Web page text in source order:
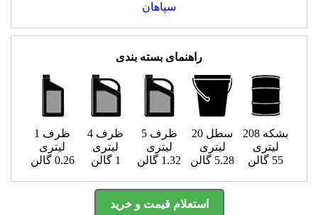
سپاهان
راهنمای بسته بندی
بشکه 208
لیتری
55 گالن
سطل 20
لیتری
5.28 گالن
ظرف 5
لیتری
1.32 گالن
ظرف 4
لیتری
1 گالن
ظرف 1
لیتری
0.26 گالن
استعلام قیمت و خرید